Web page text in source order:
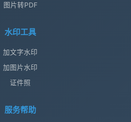
图片转PDF
水印工具
加文字水印
加图片水印
证件照
服务帮助